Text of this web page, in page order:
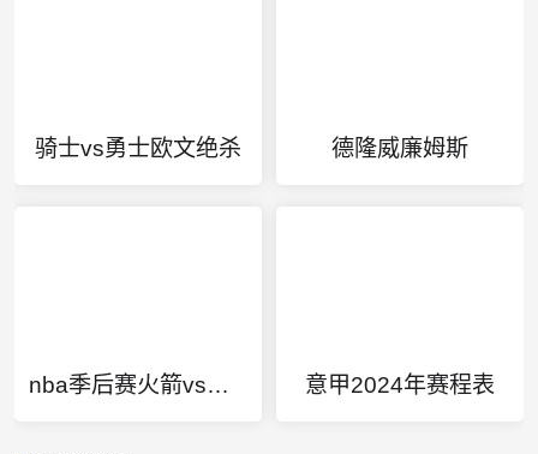
骑士vs勇士欧文绝杀 德隆威廉姆斯
nba季后赛火箭vs雷霆%1 意甲2024年赛程表